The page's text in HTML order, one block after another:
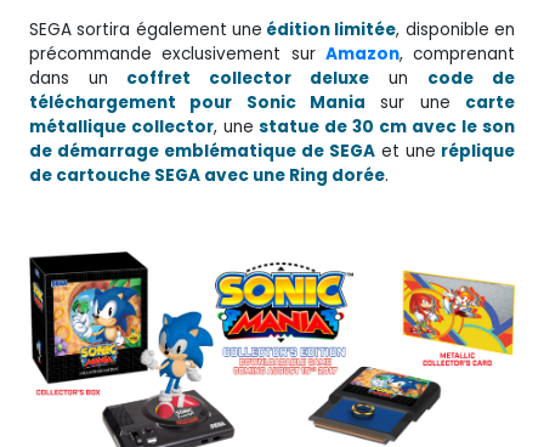
SEGA sortira également une édition limitée, disponible en
précommande exclusivement sur Amazon, comprenant
dans un coffret collector deluxe un code de
téléchargement pour Sonic Mania sur une carte
métallique collector, unestatue de 30 cm avec le son
de démarrage emblématique de SEGA et une réplique
de cartouche SEGA avec une Ring dorée.